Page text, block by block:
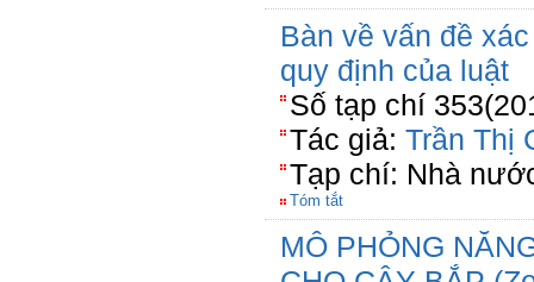
Bàn về vấn đề
quy định của luật
Số tạp chí
Tác giả: Trần Thị
Tạp chí: Nhà
Tóm tắt
MÔ PHỎNG